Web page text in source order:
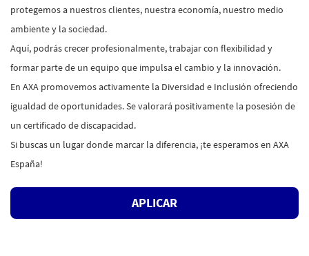
protegemos a nuestros clientes, nuestra economía, nuestro medio
ambiente y la sociedad.
Aquí, podrás crecer profesionalmente, trabajar con flexibilidad y
formar parte de un equipo que impulsa el cambio y la innovación.
En AXA promovemos activamente la Diversidad e Inclusión ofreciendo
igualdad de oportunidades. Se valorará positivamente la posesión de
un certificado de discapacidad.
Si buscas un lugar donde marcar la diferencia, ¡te esperamos en AXA
España!
APLICAR